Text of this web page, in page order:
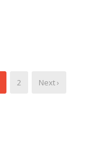
2 Next ›